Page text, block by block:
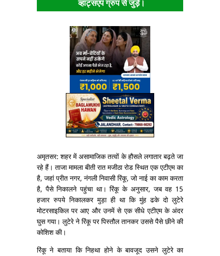
व्हाट्सएप ग्रुप से जुड़ें।
अमृतसर: शहर में असामाजिक तत्वों के हौसले लगातार बढ़ते जा
रहे हैं। ताजा मामला बीती रात मजीठा रोड स्थित एक एटीएम का
है, जहां प्रीत नगर, नंगली निवासी रिंकू, जो नाई का काम करता
है, पैसे निकालने पहुंचा था। रिंकू के अनुसार, जब वह 15
हजार रुपये निकालकर मुड़ा ही था कि मुंह ढके दो लुटेरे
मोटरसाइकिल पर आए और उनमें से एक सीधे एटीएम के अंदर
घुस गया। लुटेरे ने रिंकू पर पिस्तौल तानकर उससे पैसे छीने की
कोशिश की।
रिंकू ने बताया कि निहथा होने के बावजूद उसने लुटेरे का